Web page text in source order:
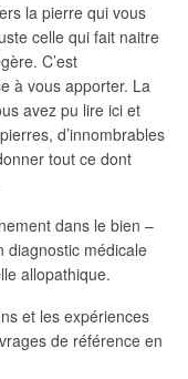
la pierre qui vous
celle qui fait naitre
C’est
à vous apporter. La
avez pu lire ici et
d’innombrables
tout ce dont
dans le bien –
diagnostic médicale
allopathique.
et les expériences
de référence en